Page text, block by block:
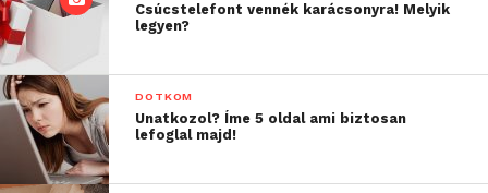
Csúcstelefont vennék karácsonyra! Melyik
legyen?
DOTKOM
Unatkozol? Íme 5 oldal ami biztosan
lefoglal majd!